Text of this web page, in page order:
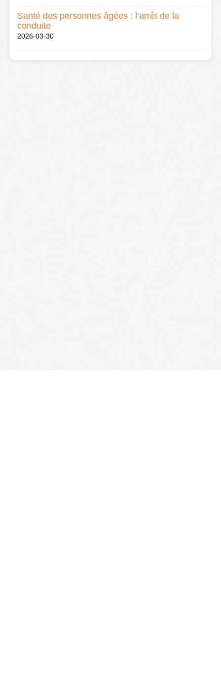
Santé des personnes âgées : l’arrêt de la
conduite
2026-03-30